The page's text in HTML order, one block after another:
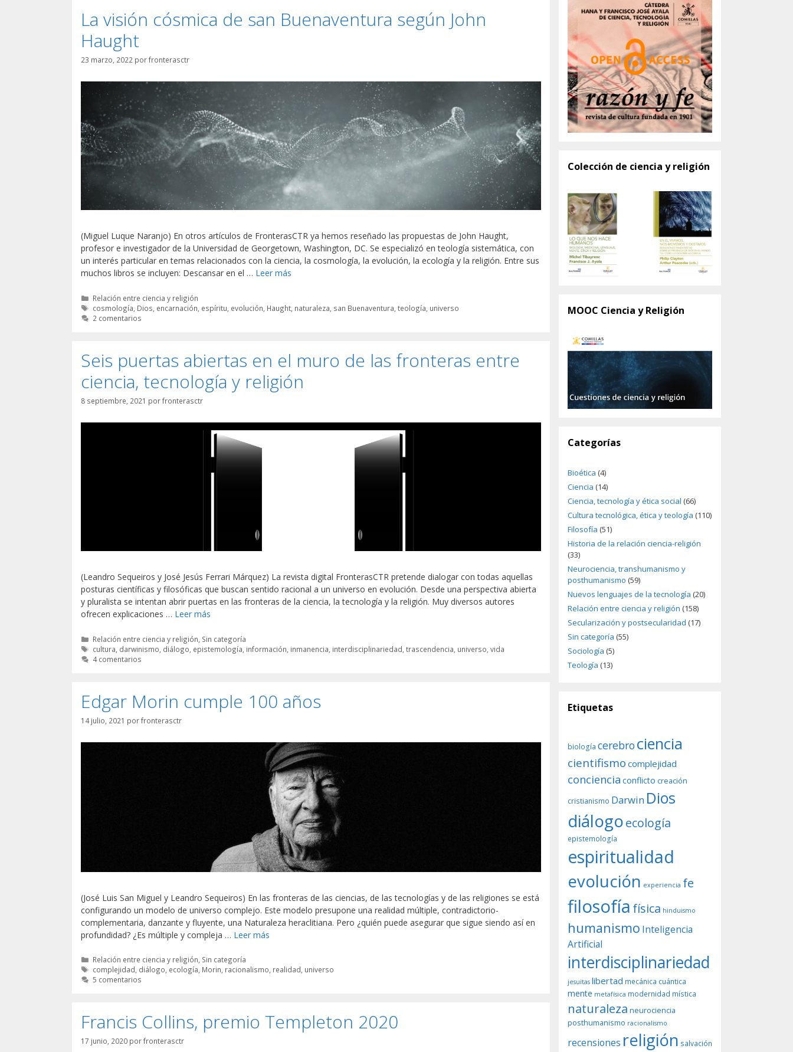
La visión cósmica de san Buenaventura según John
Haught
23 marzo, 2022 porfronterasctr
(Miguel Luque Naranjo) En otros artículos de FronterasCTR ya hemos reseñado las propuestas de John Haught,
profesor e investigador de la Universidad de Georgetown, Washington, DC. Se especializó en teología sistemática, con
un interés particular en temas relacionados con la ciencia, la cosmología, la evolución, la ecología y la religión. Entre sus
muchos libros se incluyen: Descansar en el … Leer más
Categorías
Relación entre ciencia y religión
Etiquetas
cosmología, Dios, encarnación, espíritu, evolución, Haught, naturaleza, san Buenaventura,teología, universo
2 comentarios
Seis puertas abiertas en el muro de las fronteras entre
ciencia, tecnología y religión
8 septiembre, 2021 porfronterasctr
(Leandro Sequeiros y José Jesús Ferrari Márquez) La revista digital FronterasCTR pretende dialogar con todas aquellas
posturas científicas y filosóficas que buscan sentido racional a un universo en evolución. Desde una perspectiva abierta
y pluralista se intentan abrir puertas en las fronteras de la ciencia, la tecnología y la religión. Muy diversos autores
ofrecen explicaciones … Leer más
Categorías
Relación entre ciencia y religión Sin categoría
Etiquetas
cultura darwinismo diálogo epistemología información inmanencia interdisciplinariedad ,trascendencia universo ,vida
4 comentarios
Edgar Morin cumple 100 años
14 julio, 2021 porfronterasctr
(José Luis San Miguel y Leandro Sequeiros) En las fronteras de las ciencias, de las tecnologías y de las religiones se está
configurando un modelo de universo complejo. Este modelo presupone una realidad múltiple, contradictorio-
complementaria, danzante y fluyente, una Naturaleza heraclitiana. Pero ¿quién puede asegurar que sigue siendo así en
profundidad? ¿Es múltiple y compleja … Leer más
Categorías
Relación entre ciencia y religión, Sin categoría
Etiquetas
complejidad, diálogo, ecología, Morin, racionalismo, realidad, universo
5 comentarios
Francis Collins, premio Templeton 2020
17 junio, 2020 porfronterasctr
Colección de ciencia y religión
MOOC Ciencia y Religión
Categorías
Bioética (4)
Ciencia (14)
Ciencia, tecnología y ética social (66)
Cultura tecnológica, ética y teología (110)
Filosofía (51)
Historia de la relación ciencia-religión
(33)
Neurociencia, transhumanismo y
posthumanismo (59)
Nuevos lenguajes de la tecnología (20)
Relación entre ciencia y religión (158)
Secularización y postsecularidad (17)
Sin categoría (55)
Sociología (5)
Teología (13)
Etiquetas
biología cerebro ciencia
cientifismo complejidad
conciencia conflicto creación
cristianismo Darwin Dios
diálogoecología
epistemología
espiritualidad
evolución experiencia fe
filosofía física hinduismo
humanismo Inteligencia
Artificial
interdisciplinariedad
jesuitas libertad mecánica cuántica
mente metafísica modernidad mística
naturaleza neurociencia
posthumanismo racionalismo
recensiones religión salvación